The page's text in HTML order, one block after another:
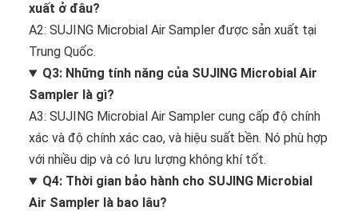
xuất ở đâu?
A2: SUJING Microbial Air Sampler được sản xuất tại
Trung Quốc.
Q3: Những tính năng của SUJING Microbial Air
Sampler là gì?
A3: SUJING Microbial Air Sampler cung cấp độ chính
xác và độ chính xác cao, và hiệu suất bền. Nó phù hợp
với nhiều dịp và có lưu lượng không khí tốt.
Q4: Thời gian bảo hành cho SUJING Microbial
Air Sampler là bao lâu?